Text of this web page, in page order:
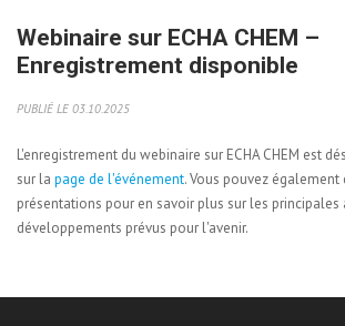
Webinaire sur ECHA CHEM –
Enregistrement disponible
PUBLIÉ LE 03.10.2025
L'enregistrement du webinaire sur ECHA CHEM est
sur la page de l'événement. Vous pouvez
présentations pour en savoir plus sur les
développements prévus pour l'avenir.